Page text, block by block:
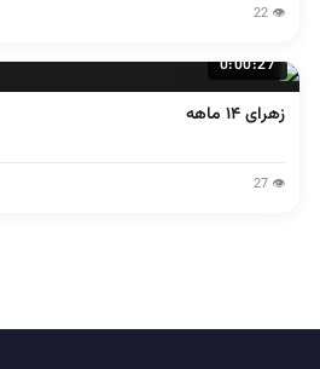
👁️ 22
0:00:27
زهرای ۱۴ ماهه
👁️ 27